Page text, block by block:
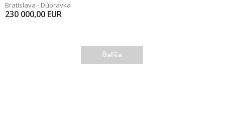
Bratislava - Dúbravka
230 000,00 EUR
Ďalšia